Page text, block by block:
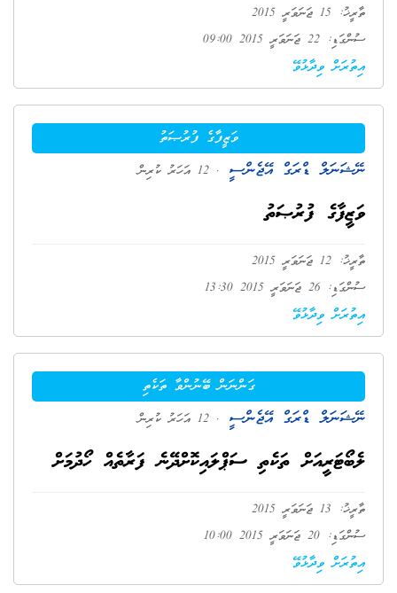
ތާރީޚު: 15 ޖަނަވަރީ 2015
ސުންގަޑި: 22 ޖަނަވަރީ 2015 09:00
އިތުރަށް ވިދާޅުވޭ
ވަޒީފާގެ ފުރުޞަތު
ނޭޝަނަލް ޑްރަގް އޭޖެންސީ . 12 އަހަރު ކުރިން
ވަޒީފާގެ ފުރުޞަތު
ތާރީޚު: 12 ޖަނަވަރީ 2015
ސުންގަޑި: 26 ޖަނަވަރީ 2015 13:30
އިތުރަށް ވިދާޅުވޭ
ގަންނަން ބޭނުންވާ ތަކެތި
ނޭޝަނަލް ޑްރަގް އޭޖެންސީ . 12 އަހަރު ކުރިން
ލެބޯޓަރީއަށް ތަކެތި ސަޕްލައިކޮށްދޭނެ ފަރާތެއް ހޯދުމަށް
ތާރީޚު: 13 ޖަނަވަރީ 2015
ސުންގަޑި: 20 ޖަނަވަރީ 2015 10:00
އިތުރަށް ވިދާޅުވޭ